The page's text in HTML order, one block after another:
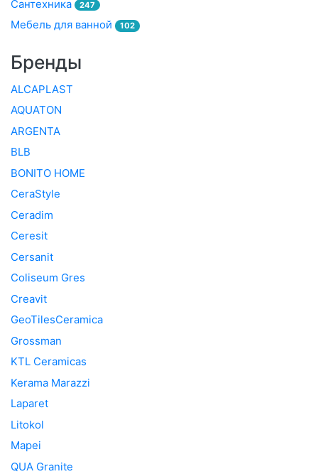
Сантехника 247
Мебель для ванной 102
Бренды
ALCAPLAST
AQUATON
ARGENTA
BLB
BONITO HOME
CeraStyle
Ceradim
Ceresit
Cersanit
Coliseum Gres
Creavit
GeoTilesCeramica
Grossman
KTL Ceramicas
Kerama Marazzi
Laparet
Litokol
Mapei
QUA Granite